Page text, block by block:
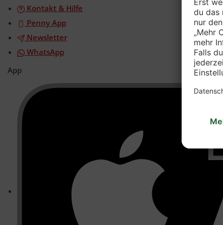
Kontakt & Hilfe
Penny App
Newsletter
WhatsApp
App